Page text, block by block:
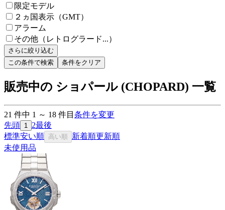
限定モデル
２ヵ国表示（GMT）
アラーム
その他（レトログラード...）
さらに絞り込む
この条件で検索
条件をクリア
販売中の ショパール (CHOPARD) 一覧
21 件中 1 ～ 18 件目 条件を変更
先頭 1 2最後
標準安い順 高い順 新着順更新順
未使用品